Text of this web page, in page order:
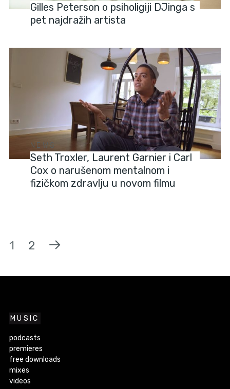
Gilles Peterson o psiholigiji DJinga s
pet najdražih artista
NEWS
Seth Troxler, Laurent Garnier i Carl
Cox o narušenom mentalnom i
fizičkom zdravlju u novom filmu
1 2
MUSIC
podcasts
premieres
free downloads
mixes
videos